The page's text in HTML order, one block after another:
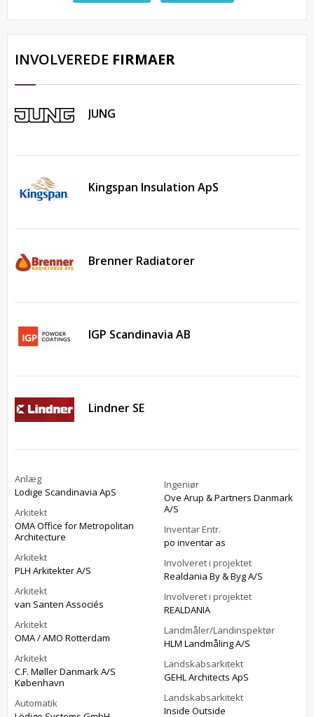
INVOLVEREDE FIRMAER
JUNG
Kingspan Insulation ApS
Brenner Radiatorer
IGP Scandinavia AB
Lindner SE
Anlæg
Lodige Scandinavia ApS
Arkitekt
OMA Office for Metropolitan
Architecture
Arkitekt
PLH Arkitekter A/S
Arkitekt
van Santen Associés
Arkitekt
OMA / AMO Rotterdam
Arkitekt
C.F. Møller Danmark A/S
København
Automatik
Ingeniør
Ove Arup & Partners Danmark
A/S
Inventar Entr.
po inventar as
Involveret i projektet
Realdania By & Byg A/S
Involveret i projektet
REALDANIA
Landmåler/Landinspektør
HLM Landmåling A/S
Landskabsarkitekt
GEHL Architects ApS
Landskabsarkitekt
Inside Outside